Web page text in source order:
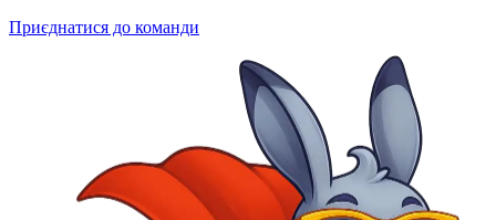
Приєднатися до команди